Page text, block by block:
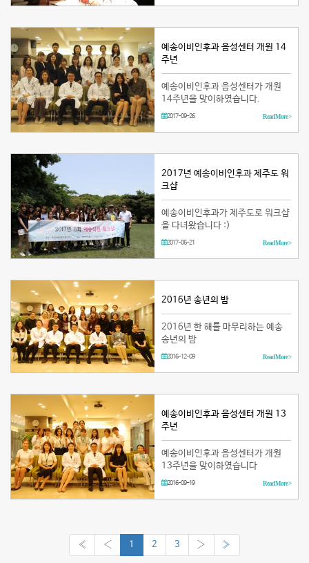
예송이비인후과 음성센터 개원 14
주년
예송이비인후과 음성센터가 개원
14주년을 맞이하였습니다.
2017-09-26 Read More >
2017년 예송이비인후과 제주도 워
크샵
예송이비인후과가 제주도로 워크샵
을 다녀왔습니다 :)
2017-06-21 Read More >
2016년 송년의 밤
2016년 한 해를 마무리하는 예송
송년의 밤
2016-12-09 Read More >
예송이비인후과 음성센터 개원 13
주년
예송이비인후과 음성센터가 개원
13주년을 맞이하였습니다
2016-09-19 Read More >
« ‹ 1 2 3 › »